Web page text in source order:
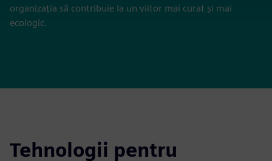
organizația să contribuie la un viitor mai curat și mai
ecologic.
Tehnologii pentru